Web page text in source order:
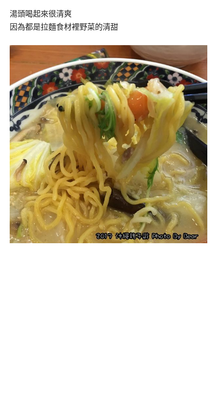
湯頭喝起來很清爽
因為都是拉麵食材裡野菜的清甜